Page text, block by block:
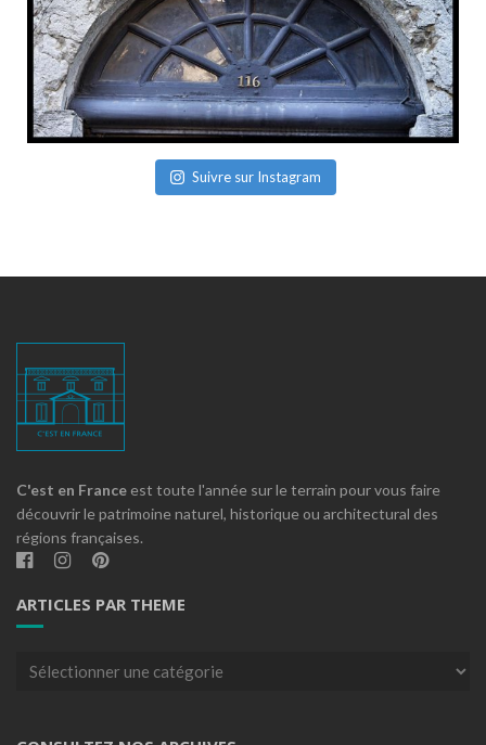
Suivre sur Instagram
C'est en France est toute l'année sur le terrain pour vous faire
découvrir le patrimoine naturel, historique ou architectural des
régions françaises.
ARTICLES PAR THEME
Articles